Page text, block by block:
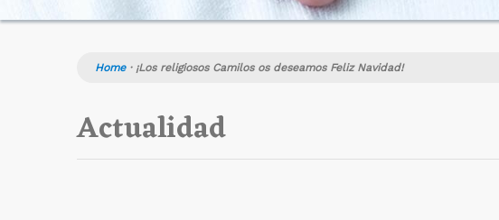
Home· ¡Los religiosos Camilos os deseamos Feliz Navidad!
Actualidad